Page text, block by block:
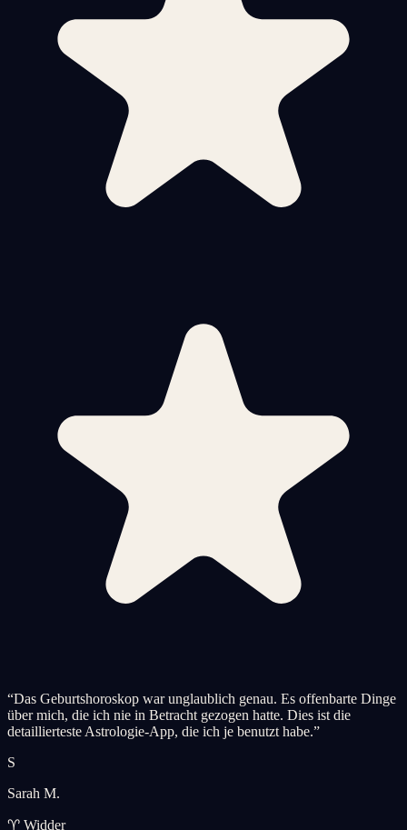
“Das Geburtshoroskop war unglaublich genau. Es offenbarte Dinge
über mich, die ich nie in Betracht gezogen hatte. Dies ist die
detaillierteste Astrologie-App, die ich je benutzt habe.”
S
Sarah M.
♈ Widder